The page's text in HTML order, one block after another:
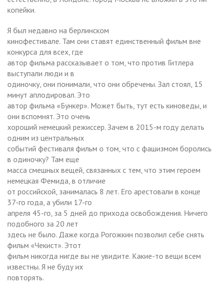
копейки.
Я был недавно на берлинском
кинофестивале. Там они ставят единственный фильм вне
конкурса для всех, где
автор фильма рассказывает о том, что против Гитлера
выступали люди и в
одиночку, они понимали, что они обречены. Зал стоял, 15
минут аплодировал. Это
автор фильма «Бункер». Может быть, тут есть киноведы, и
они вспомнят. Это очень
хороший немецкий режиссер. Зачем в 2015-м году делать
одним из центральных
событий фестиваля фильм о том, что с фашизмом боролись
в одиночку? Там еще
масса смешных вещей, связанных с тем, что этим героем
немецкая Фемида, в отличие
от российской, занималась 8 лет. Его арестовали в конце
37-го года, а убили 17-го
апреля 45-го, за 5 дней до прихода освобождения. Ничего
подобного за 20 лет
здесь не было. Даже когда Рогожкин позволил себе снять
фильм «Чекист». Этот
фильм никогда нигде вы не увидите. Какие-то вещи всем
известны. Я не буду их
повторять.